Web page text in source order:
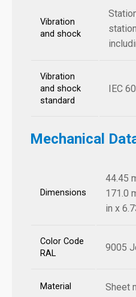
Vibration
and shock
Vibration
and shock
standard
IEC
Mechanical
Dimensions
44.45
171.0
in x
Color Code
RAL
9005
Material Sheet